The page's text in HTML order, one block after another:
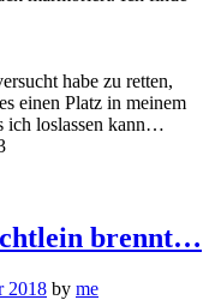
habe zu retten,
einen Platz in meinem
ich loslassen kann…
brennt…
2018 by me